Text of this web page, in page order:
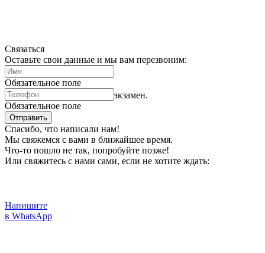
Час Х. Психометрический экзамен.
Связаться
Оставьте свои данные и мы вам перезвоним:
Обязательное поле
Обязательное поле
Отправить
Спасибо, что написали нам!
Мы свяжемся с вами в ближайшее время.
Что-то пошло не так, попробуйте позже!
Или свяжитесь с нами сами, если не хотите ждать:
Напишите
в WhatsApp